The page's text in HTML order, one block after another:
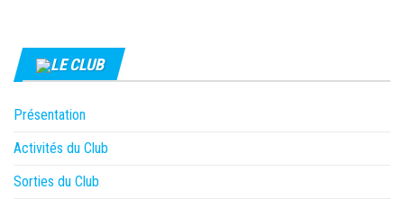
LE CLUB
Présentation
Activités du Club
Sorties du Club